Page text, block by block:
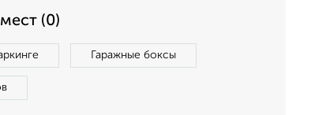
(0)
Гаражные боксы